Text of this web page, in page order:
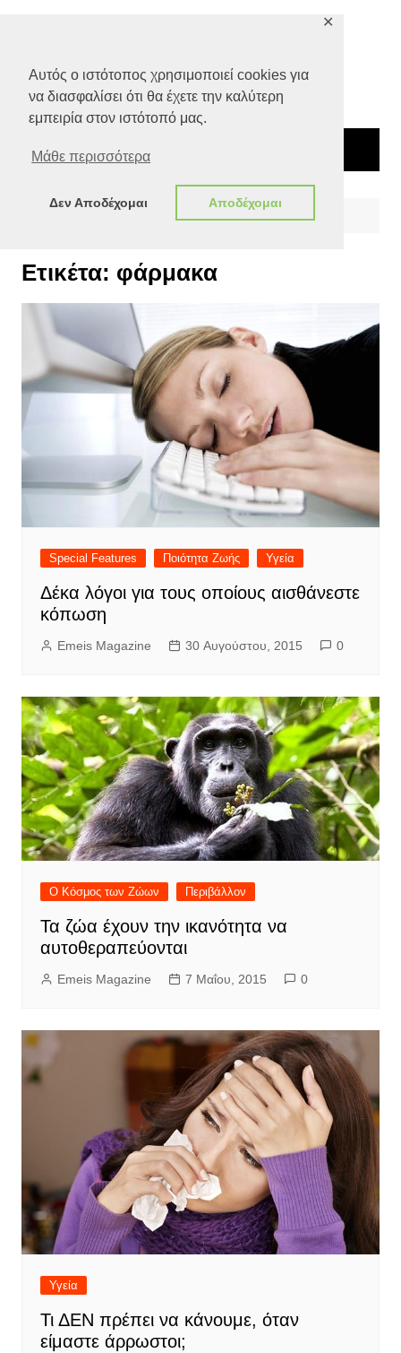
Αυτός ο ιστότοπος χρησιμοποιεί cookies για
να διασφαλίσει ότι θα έχετε την καλύτερη
εμπειρία στον ιστότοπό μας.
Μάθε περισσότερα
Δεν Αποδέχομαι Αποδέχομαι
✕
Ετικέτα: φάρμακα
Special Features Ποιότητα Ζωής Υγεία
Δέκα λόγοι για τους οποίους αισθάνεστε
κόπωση
Emeis Magazine 30 Αυγούστου, 2015 0
Ο Κόσμος των Ζώων Περιβάλλον
Τα ζώα έχουν την ικανότητα να
αυτοθεραπεύονται
Emeis Magazine 7 Μαΐου, 2015 0
Υγεία
Τι ΔΕΝ πρέπει να κάνουμε, όταν
είμαστε άρρωστοι;